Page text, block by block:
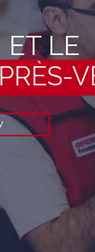
ET LE